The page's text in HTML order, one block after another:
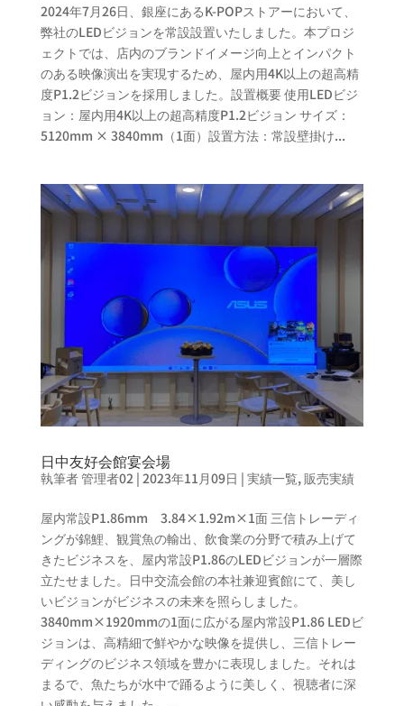
2024年7月26日、銀座にあるK-POPストアーにおいて、
弊社のLEDビジョンを常設設置いたしました。本プロジ
ェクトでは、店内のブランドイメージ向上とインパクト
のある映像演出を実現するため、屋内用4K以上の超高精
度P1.2ビジョンを採用しました。設置概要 使用LEDビジ
ョン：屋内用4K以上の超高精度P1.2ビジョン サイズ：
5120mm × 3840mm（1面）設置方法：常設壁掛け...
日中友好会館宴会場
執筆者管理者02 | 2023年11月09日 | 実績一覧, 販売実績
屋内常設P1.86mm 3.84×1.92m×1面 三信トレーディ
ングが錦鯉、観賞魚の輸出、飲食業の分野で積み上げて
きたビジネスを、屋内常設P1.86のLEDビジョンが一層際
立たせました。日中交流会館の本社兼​​迎賓館にて、美し
いビジョンがビジネスの未来を照らしました。
3840mm×1920mmの1面に広がる屋内常設P1.86 LEDビ
ジョンは、高精細で鮮やかな映像を提供し、三信トレー
ディングのビジネス領域を豊かに表現しました。それは
まるで、魚たちが水中で踊るように美しく、視聴者に深